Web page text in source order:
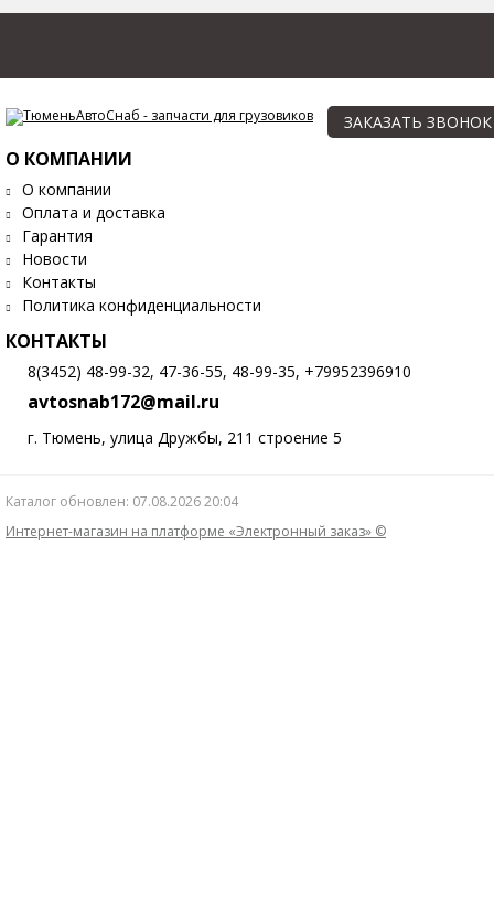
ЗАКАЗАТЬ ЗВОНОК
О КОМПАНИИ
О компании
Оплата и доставка
Гарантия
Новости
Контакты
Политика конфиденциальности
КОНТАКТЫ
8(3452) 48-99-32, 47-36-55, 48-99-35, +79952396910
avtosnab172@mail.ru
г. Тюмень, улица Дружбы, 211 строение 5
Каталог обновлен: 07.08.2026 20:04
Интернет-магазин на платформе «Электронный заказ» ©